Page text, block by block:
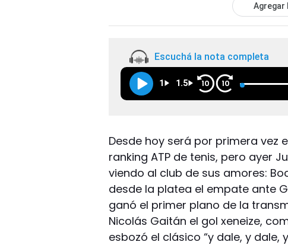
Agregar
Escuchá la nota completa
1 1.5 10 10
Desde hoy será por primera vez
ranking ATP de tenis, pero ayer
viendo al club de sus amores:
desde la platea el empate ante
ganó el primer plano de la
Nicolás Gaitán el gol xeneize,
esbozó el clásico “y dale, y dale,